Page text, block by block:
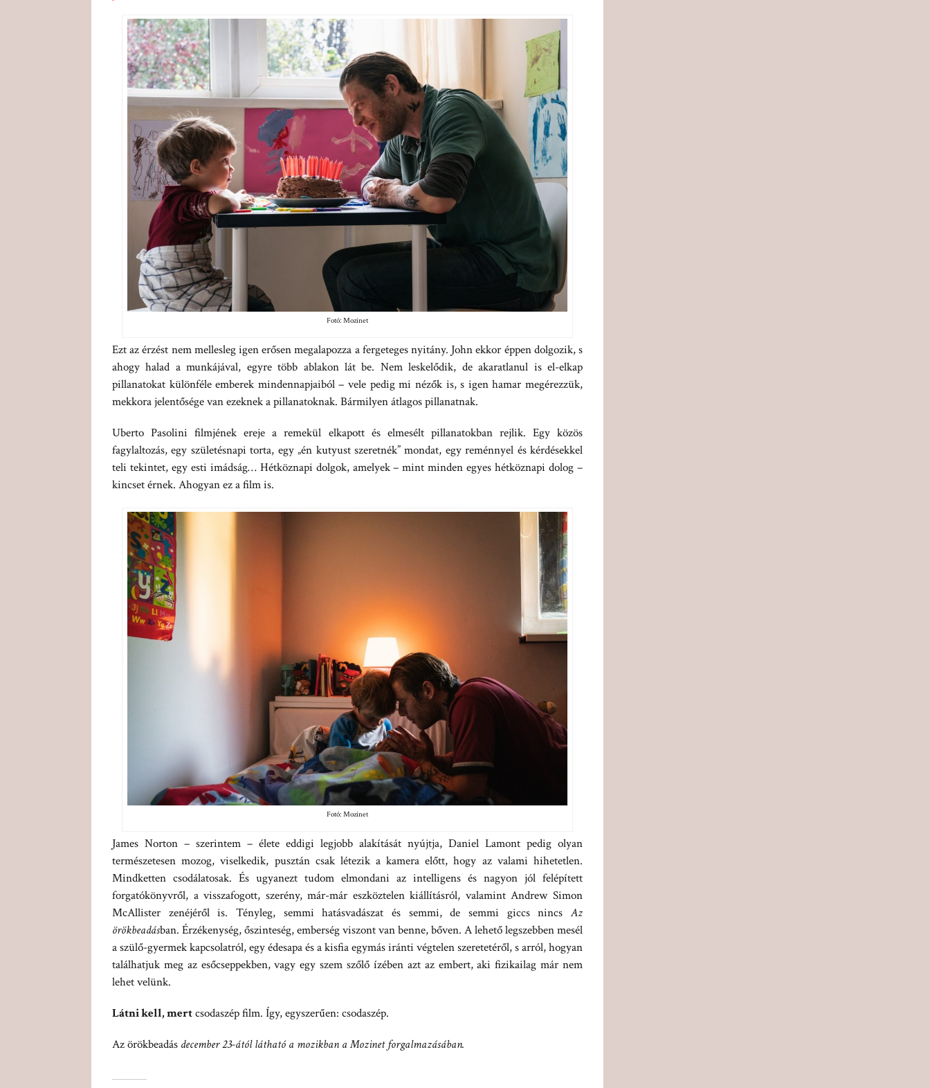
Fotó: Mozinet
Ezt az érzést nem mellesleg igen erősen megalapozza a fergeteges nyitány. John ekkor éppen dolgozik, s
ahogy halad a munkájával, egyre több ablakon lát be. Nem leskelődik, de akaratlanul is el-elkap
pillanatokat különféle emberek mindennapjaiból – vele pedig mi nézők is, s igen hamar megérezzük,
mekkora jelentősége van ezeknek a pillanatoknak. Bármilyen átlagos pillanatnak.
Uberto Pasolini filmjének ereje a remekül elkapott és elmesélt pillanatokban rejlik. Egy közös
fagylaltozás, egy születésnapi torta, egy „én kutyust szeretnék” mondat, egy reménnyel és kérdésekkel
teli tekintet, egy esti imádság… Hétköznapi dolgok, amelyek – mint minden egyes hétköznapi dolog –
kincset érnek. Ahogyan ez a film is.
Fotó: Mozinet
James Norton – szerintem – élete eddigi legjobb alakítását nyújtja, Daniel Lamont pedig olyan
természetesen mozog, viselkedik, pusztán csak létezik a kamera előtt, hogy az valami hihetetlen.
Mindketten csodálatosak. És ugyanezt tudom elmondani az intelligens és nagyon jól felépített
forgatókönyvről, a visszafogott, szerény, már-már eszköztelen kiállításról, valamint Andrew Simon
McAllister zenéjéről is. Tényleg, semmi hatásvadászat és semmi, de semmi giccs nincsAz
örökbeadásban. Érzékenység, őszinteség, emberség viszont van benne, bőven. A lehető legszebben mesél
a szülő-gyermek kapcsolatról, egy édesapa és a kisfia egymás iránti végtelen szeretetéről, s arról, hogyan
találhatjuk meg az esőcseppekben, vagy egy szem szőlő ízében azt az embert, aki fizikailag már nem
lehet velünk.
Látni kell, mertcsodaszép film. Így, egyszerűen: csodaszép.
Az örökbeadás december 23-ától látható a mozikban a Mozinet forgalmazásában.